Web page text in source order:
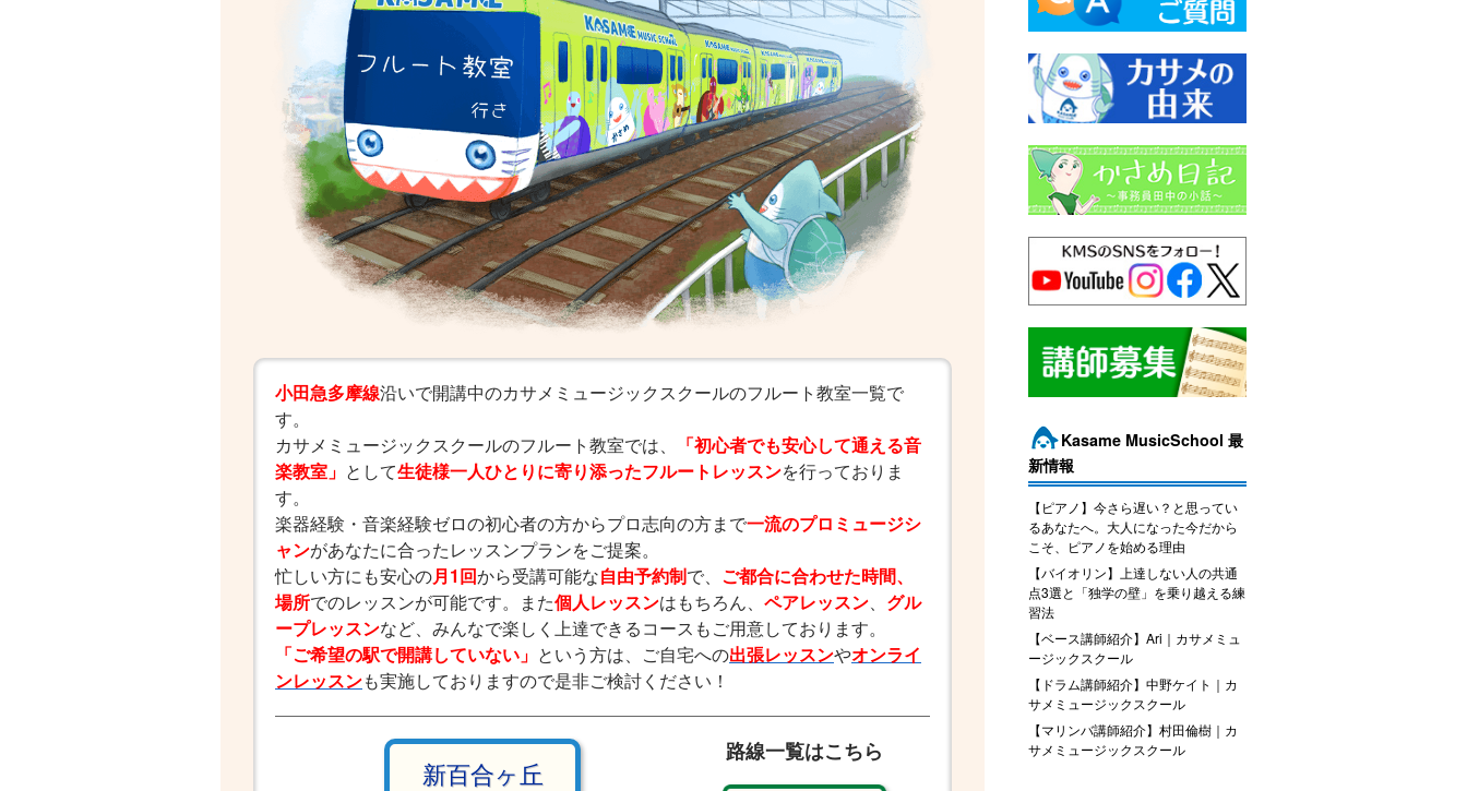
小田急多摩線沿いで開講中のカサメミュージックスクールのフルート教室一覧で
す。
カサメミュージックスクールのフルート教室では、
「初心者でも安心して通える音
楽教室」 として生徒様一人ひとりに寄り添ったフルートレッスンを行っておりま
す。
楽器経験・音楽経験ゼロの初心者の方からプロ志向の方まで一流のプロミュージシ
ャンがあなたに合ったレッスンプランをご提案。
忙しい方にも安心の月1回から受講可能な自由予約制で、 ご都合に合わせた時間、
場所でのレッスンが可能です。また個人レッスンはもちろん、 ペアレッスン、 グル
ープレッスンなど、みんなで楽しく上達できるコースもご用意しております。
「ご希望の駅で開講していない」 という方は、ご自宅への出張レッスンやオンライ
ンレッスンも実施しておりますので是非ご検討ください！
新百合ヶ丘
路線一覧はこちら
Kasame MusicSchool 最
新情報
【ピアノ】今さら遅い？と思ってい
るあなたへ。大人になった今だから
こそ、ピアノを始める理由
【バイオリン】上達しない人の共通
点3選と「独学の壁」を乗り越える練
習法
【ベース講師紹介】Ari｜カサメミュ
ージックスクール
【ドラム講師紹介】中野ケイト｜カ
サメミュージックスクール
【マリンバ講師紹介】村田倫樹｜カ
サメミュージックスクール